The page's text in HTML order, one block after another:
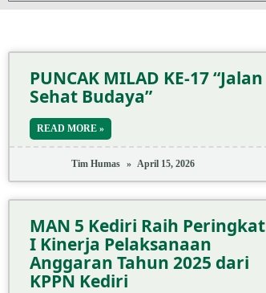
PUNCAK MILAD KE-17 “Jalan
Sehat Budaya”
READ MORE »
Tim Humas April 15, 2026
MAN 5 Kediri Raih Peringkat
I Kinerja Pelaksanaan
Anggaran Tahun 2025 dari
KPPN Kediri